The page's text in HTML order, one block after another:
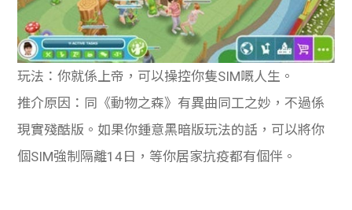
玩法：你就係上帝，可以操控你隻SIM嘅人生。
推介原因：同《動物之森》有異曲同工之妙，不過係
現實殘酷版。如果你鍾意黑暗版玩法的話，可以將你
個SIM強制隔離14日，等你居家抗疫都有個伴。